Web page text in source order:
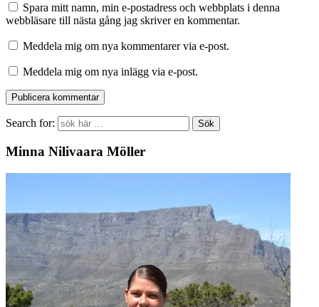
Spara mitt namn, min e-postadress och webbplats i denna
webbläsare till nästa gång jag skriver en kommentar.
Meddela mig om nya kommentarer via e-post.
Meddela mig om nya inlägg via e-post.
Search for:
Minna Nilivaara Möller